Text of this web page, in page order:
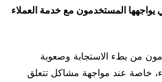
يواجهها المستخدمون مع خدمة العملاء
من بطء الاستجابة وصعوبة
خاصة عند مواجهة مشاكل تتعلق